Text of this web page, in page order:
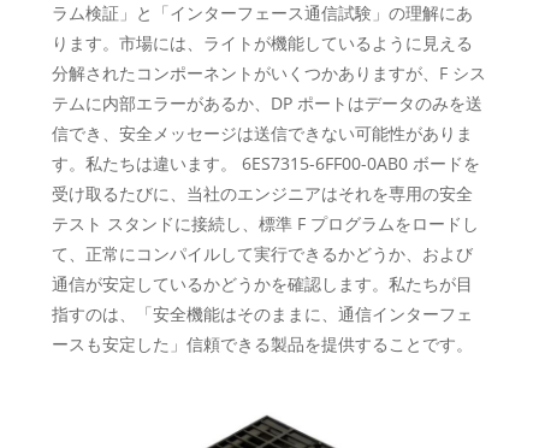
ラム検証」と「インターフェース通信試験」の理解にあ
ります。市場には、ライトが機能しているように見える
分解されたコンポーネントがいくつかありますが、F シス
テムに内部エラーがあるか、DP ポートはデータのみを送
信でき、安全メッセージは送信できない可能性がありま
す。私たちは違います。 6ES7315-6FF00-0AB0 ボードを
受け取るたびに、当社のエンジニアはそれを専用の安全
テスト スタンドに接続し、標準 F プログラムをロードし
て、正常にコンパイルして実行できるかどうか、および
通信が安定しているかどうかを確認します。私たちが目
指すのは、「安全機能はそのままに、通信インターフェ
ースも安定した」信頼できる製品を提供することです。